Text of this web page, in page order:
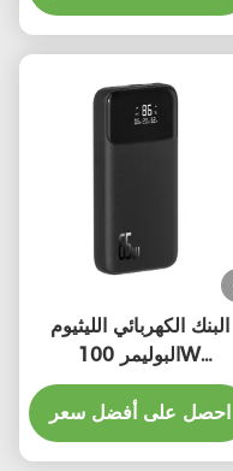
البنك الكهربائي الليثيوم
البوليمر 100W
25000mAh مع شحن
مؤشر LED
احصل على أفضل سعر